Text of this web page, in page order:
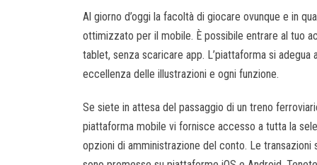
Al giorno d’oggi la facoltà di giocare ovunque e in
ottimizzato per il mobile. È possibile entrare al tuo
tablet, senza scaricare app. L’piattaforma si
eccellenza delle illustrazioni e ogni funzione.
Se siete in attesa del passaggio di un treno
piattaforma mobile vi fornisce accesso a tutta la
opzioni di amministrazione del conto. Le